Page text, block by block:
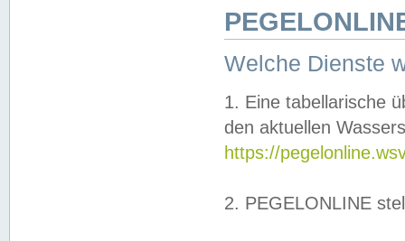
Welche Dienste
1. Eine tabellarische
den aktuellen
https://
2. PEGELONLINE